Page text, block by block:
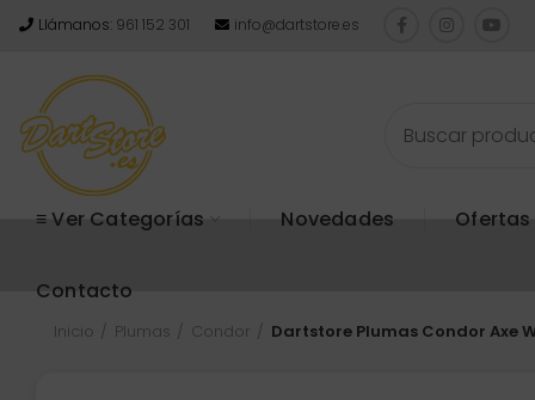
Llámanos: 961 152 301 info@dartstore.es
≡ Ver Categorías Novedades Ofertas
Contacto
Inicio Plumas Condor Dartstore Plumas Condor Axe